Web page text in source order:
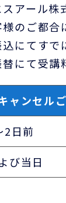
スアール
のご都合
込にてす
替にて受
ャンセル
2日前
び当日